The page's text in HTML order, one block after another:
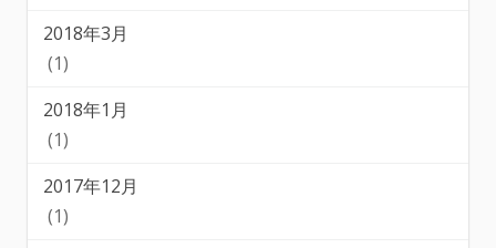
2018年3月
(1)
2018年1月
(1)
2017年12月
(1)